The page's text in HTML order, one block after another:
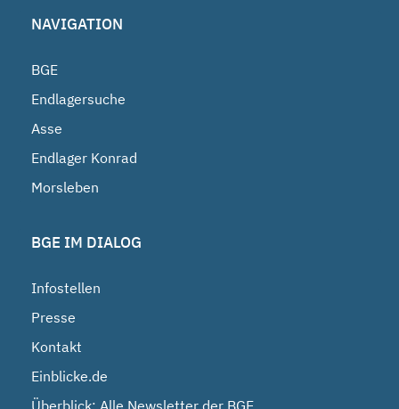
NAVIGATION
BGE
Endlagersuche
Asse
Endlager Konrad
Morsleben
BGE IM DIALOG
Infostellen
Presse
Kontakt
Einblicke.de
Überblick: Alle Newsletter der BGE